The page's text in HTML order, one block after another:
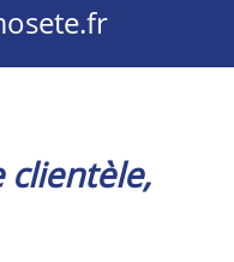
clientèle,